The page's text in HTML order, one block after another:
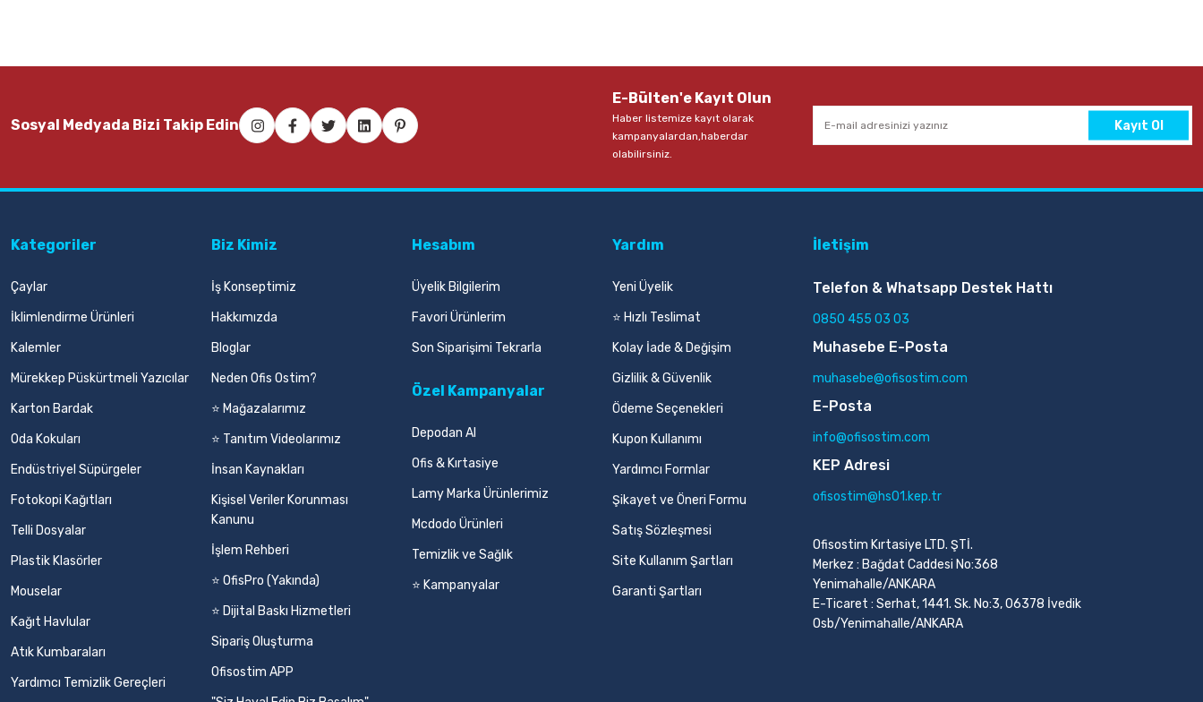
Sosyal Medyada Bizi Takip Edin
E-Bülten'e Kayıt Olun
Haber listemize kayıt olarak
kampanyalardan,haberdar
olabilirsiniz.
Kayıt Ol
Kategoriler
Çaylar
İklimlendirme Ürünleri
Kalemler
Mürekkep Püskürtmeli Yazıcılar
Karton Bardak
Oda Kokuları
Endüstriyel Süpürgeler
Fotokopi Kağıtları
Telli Dosyalar
Plastik Klasörler
Mouselar
Kağıt Havlular
Atık Kumbaraları
Yardımcı Temizlik Gereçleri
Biz Kimiz
İş Konseptimiz
Hakkımızda
Bloglar
Neden Ofis Ostim?
⭐ Mağazalarımız
⭐ Tanıtım Videolarımız
İnsan Kaynakları
Kişisel Veriler Korunması
Kanunu
İşlem Rehberi
⭐ OfisPro (Yakında)
⭐ Dijital Baskı Hizmetleri
Sipariş Oluşturma
Ofisostim APP
Hesabım
Üyelik Bilgilerim
Favori Ürünlerim
Son Siparişimi Tekrarla
Özel Kampanyalar
Depodan Al
Ofis & Kırtasiye
Lamy Marka Ürünlerimiz
Mcdodo Ürünleri
Temizlik ve Sağlık
⭐ Kampanyalar
Yardım
Yeni Üyelik
⭐ Hızlı Teslimat
Kolay İade & Değişim
Gizlilik & Güvenlik
Ödeme Seçenekleri
Kupon Kullanımı
Yardımcı Formlar
Şikayet ve Öneri Formu
Satış Sözleşmesi
Site Kullanım Şartları
Garanti Şartları
İletişim
Telefon & Whatsapp Destek Hattı
0850 455 03 03
Muhasebe E-Posta
muhasebe@ofisostim.com
E-Posta
info@ofisostim.com
KEP Adresi
ofisostim@hs01.kep.tr
Ofisostim Kırtasiye LTD. ŞTİ.
Merkez : Bağdat Caddesi No:368
Yenimahalle/ANKARA
E-Ticaret : Serhat, 1441. Sk. No:3, 06378 İvedik
Osb/Yenimahalle/ANKARA